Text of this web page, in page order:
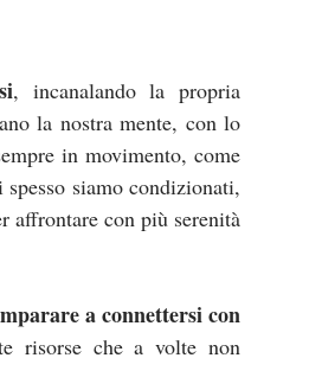
, incanalando la propria
la nostra mente, con lo
in movimento, come
siamo condizionati,
affrontare con più serenità
a connettersi con
risorse che a volte non